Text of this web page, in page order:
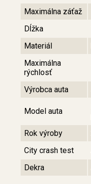
Maximálna záťaž
Dĺžka
Materiál
Maximálna
rýchlosť
Výrobca auta
Model auta
Rok výroby
City crash test
Dekra